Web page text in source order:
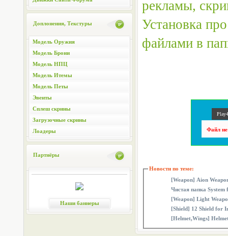
Доплонения, Текстуры
Модель Оружия
Модель Брони
Модель НПЦ
Модель Итемы
Модель Петы
Эвенты
Сплеш скрины
Загрузочные скрины
Лоадеры
Партнёры
Наши баннеры
рекламы,
Установка
файлами в
Файл не
Новости по теме:
[Weapon] Aion
Чистая папка
[Weapon] Light
[Shield] 12 Shield for
[Helmet,Wings]